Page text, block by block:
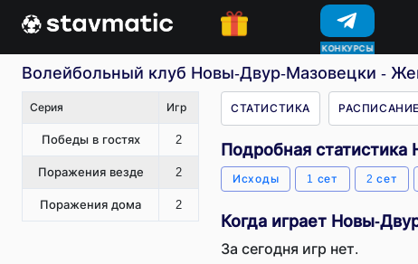
КОНКУРСЫ
Волейбольный клуб Новы-Двур-Мазовецки -
Серия Игр
Победы в гостях 2
Поражения везде 2
Поражения дома 2
СТАТИСТИКА РАСПИСАНИЕ
Подробная
Исходы 1 сет 2 сет
Когда играет Новы-
За сегодня игр нет.